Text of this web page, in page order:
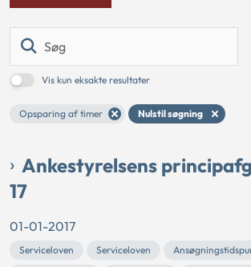
Vis kun eksakte resultater
Opsparing af timer Nulstil søgning
Ankestyrelsens
17
01-01-2017
Serviceloven Serviceloven